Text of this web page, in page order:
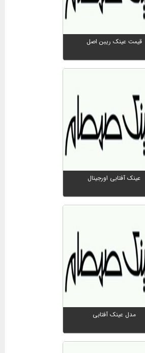
قیمت عینک ریبن اصل
عینک آفتابی اورجینال
مدل عینک آفتابی